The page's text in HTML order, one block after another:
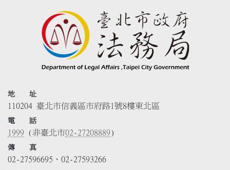
地 址
110204 臺北市信義區市府路1號8樓東北區
電 話
1999 (非臺北市02-27208889)
傳 真
02-27596695、02-27593266